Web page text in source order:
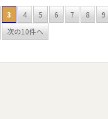
3 4 5 6 7 8 9
次の10件へ